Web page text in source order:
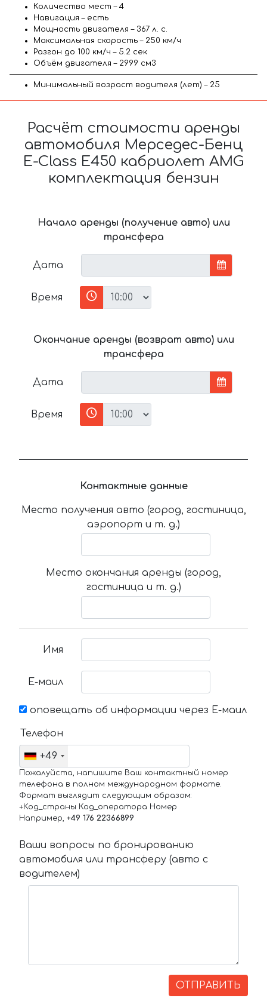
Количество мест – 4
Навигация – есть
Мощность двигателя – 367 л. с.
Максимальная скорость – 250 км/ч
Разгон до 100 км/ч – 5.2 сек
Объём двигателя – 2999 см3
Минимальный возраст водителя (лет) – 25
Расчёт стоимости аренды
автомобиля Мерседес-Бенц
E-Class E450 кабриолет AMG
комплектация бензин
Начало аренды (получение авто) или
трансфера
Дата
Время
Окончание аренды (возврат авто) или
трансфера
Дата
Время
Контактные данные
Место получения авто (город, гостиница,
аэропорт и т. д.)
Место окончания аренды (город,
гостиница и т. д.)
Имя
Е-маил
оповещать об информации через Е-маил
Телефон
+49
Пожалуйста, напишите Ваш контактный номер
телефона в полном международном формате.
Формат выглядит следующим образом:
+Код_страны Код_оператора Номер
Например, +49 176 22366899
Ваши вопросы по бронированию
автомобиля или трансферу (авто с
водителем)
ОТПРАВИТЬ